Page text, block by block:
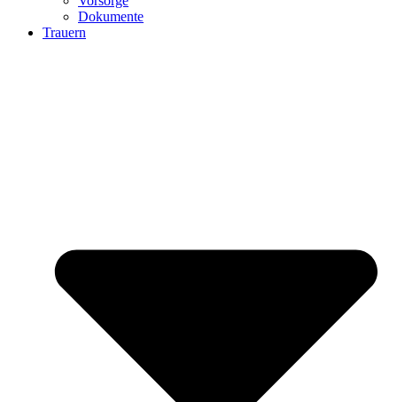
Dokumente
Trauern